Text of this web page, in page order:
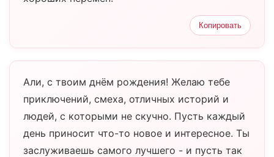
Копировать
Али, с твоим днём рождения! Желаю тебе
приключений, смеха, отличных историй и
людей, с которыми не скучно. Пусть каждый
день приносит что-то новое и интересное. Ты
заслуживаешь самого лучшего - и пусть так